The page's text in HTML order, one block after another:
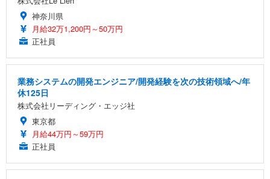
神奈川県
月給32万1,200円～50万円
正社員
業務システムの開発エンジニア/開発経験を次の技術領域へ/年
休125日
株式会社リーディング・エッジ社
東京都
月給44万円～59万円
正社員